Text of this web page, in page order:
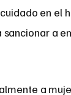
en el
a
a